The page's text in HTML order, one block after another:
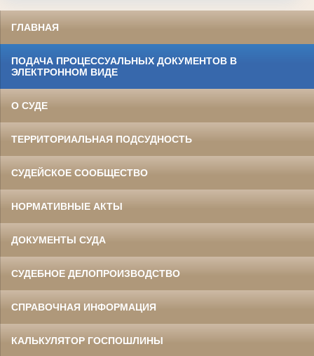
ГЛАВНАЯ
ПОДАЧА ПРОЦЕССУАЛЬНЫХ ДОКУМЕНТОВ В
ЭЛЕКТРОННОМ ВИДЕ
О СУДЕ
ТЕРРИТОРИАЛЬНАЯ ПОДСУДНОСТЬ
СУДЕЙСКОЕ СООБЩЕСТВО
НОРМАТИВНЫЕ АКТЫ
ДОКУМЕНТЫ СУДА
СУДЕБНОЕ ДЕЛОПРОИЗВОДСТВО
СПРАВОЧНАЯ ИНФОРМАЦИЯ
КАЛЬКУЛЯТОР ГОСПОШЛИНЫ